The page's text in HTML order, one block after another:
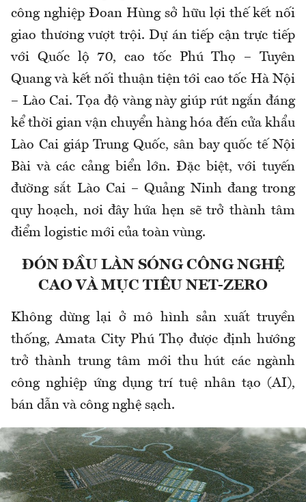
công nghiệp Đoan Hùng sở hữu lợi thế kết nối
giao thương vượt trội. Dự án tiếp cận trực tiếp
với Quốc lộ 70, cao tốc Phú Thọ – Tuyên
Quang và kết nối thuận tiện tới cao tốc Hà Nội
– Lào Cai. Tọa độ vàng này giúp rút ngắn đáng
kể thời gian vận chuyển hàng hóa đến cửa khẩu
Lào Cai giáp Trung Quốc, sân bay quốc tế Nội
Bài và các cảng biển lớn. Đặc biệt, với tuyến
đường sắt Lào Cai – Quảng Ninh đang trong
quy hoạch, nơi đây hứa hẹn sẽ trở thành tâm
điểm logistic mới của toàn vùng.
ĐÓN ĐẦU LÀN SÓNG CÔNG NGHỆ
CAO VÀ MỤC TIÊU NET-ZERO
Không dừng lại ở mô hình sản xuất truyền
thống, Amata City Phú Thọ được định hướng
trở thành trung tâm mới thu hút các ngành
công nghiệp ứng dụng trí tuệ nhân tạo (AI),
bán dẫn và công nghệ sạch.